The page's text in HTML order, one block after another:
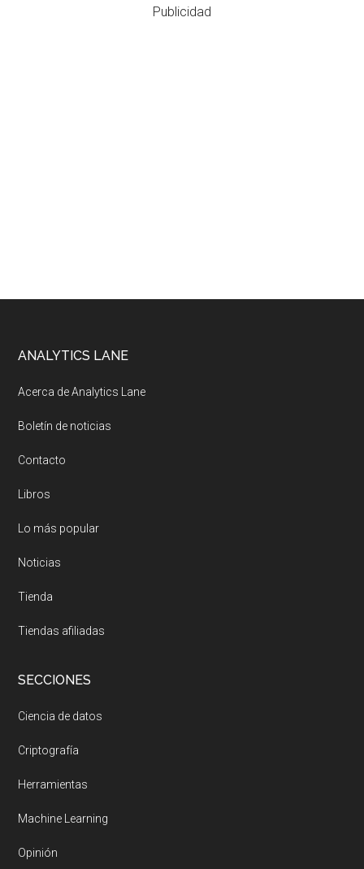
Publicidad
Footer
ANALYTICS LANE
Acerca de Analytics Lane
Boletín de noticias
Contacto
Libros
Lo más popular
Noticias
Tienda
Tiendas afiliadas
SECCIONES
Ciencia de datos
Criptografía
Herramientas
Machine Learning
Opinión